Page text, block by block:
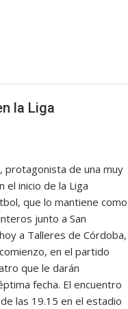
la Liga
protagonista de una muy
el inicio de la Liga
que lo mantiene como
junto a San
a Talleres de Córdoba,
en el partido
que le darán
fecha. El encuentro
las 19.15 en el estadio